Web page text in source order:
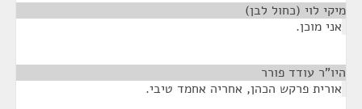
מיקי לוי (כחול לבן)
אני מוכן.
היו"ר עודד פורר
אורית פרקש הכהן, אחריה אחמד טיבי.